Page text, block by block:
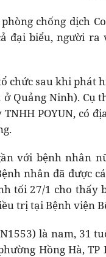
phòng chống dịch
đại biểu, người
chức sau khi phát
Quảng Ninh). Cụ
POYUN, có
với bệnh nhân
nhân đã được
tối 27/1 cho thấy
trị tại Bệnh viện
là nam, 31
Hồng Hà,